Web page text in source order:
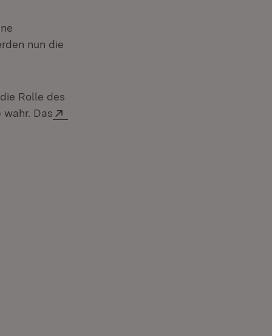
in neuem Fenster)
nun die
Rolle des
Das